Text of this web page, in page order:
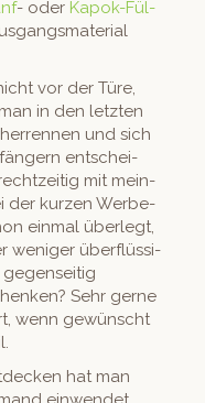
- oder Kapok-Fül­
vor der Türe,
in den let­zten
und sich
entschei­
mit mein­
der kurzen Werbe-
ein­mal über­legt,
weniger über­flüs­si­
gegen­seit­ig
Sehr gerne
wenn gewün­scht
hat man